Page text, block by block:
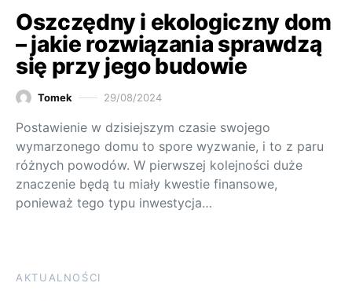
Oszczędny i ekologiczny dom
– jakie rozwiązania sprawdzą
się przy jego budowie
Tomek 29/08/2024
Postawienie w dzisiejszym czasie swojego
wymarzonego domu to spore wyzwanie, i to z paru
różnych powodów. W pierwszej kolejności duże
znaczenie będą tu miały kwestie finansowe,
ponieważ tego typu inwestycja…
AKTUALNOŚCI